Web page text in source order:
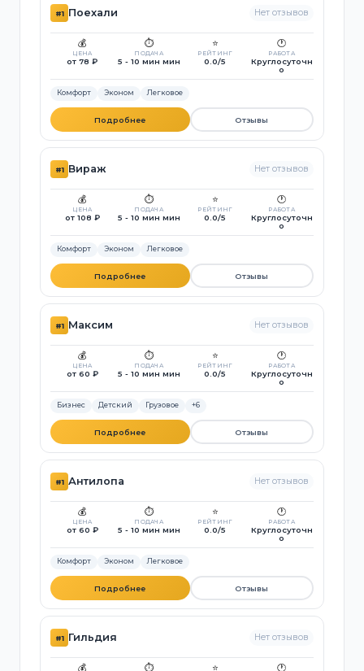
#1 Поехали Нет отзывов
💰
ЦЕНА
от 78 ₽
⏱️
ПОДАЧА
5 - 10 мин мин
⭐
РЕЙТИНГ
0.0/5
🕐
РАБОТА
Круглосуточн
о
Комфорт Эконом Легковое
Подробнее Отзывы
#1 Вираж Нет отзывов
💰
ЦЕНА
от 108 ₽
⏱️
ПОДАЧА
5 - 10 мин мин
⭐
РЕЙТИНГ
0.0/5
🕐
РАБОТА
Круглосуточн
о
Комфорт Эконом Легковое
Подробнее Отзывы
#1 Максим Нет отзывов
💰
ЦЕНА
от 60 ₽
⏱️
ПОДАЧА
5 - 10 мин мин
⭐
РЕЙТИНГ
0.0/5
🕐
РАБОТА
Круглосуточн
о
Бизнес Детский Грузовое +6
Подробнее Отзывы
#1 Антилопа Нет отзывов
💰
ЦЕНА
от 60 ₽
⏱️
ПОДАЧА
5 - 10 мин мин
⭐
РЕЙТИНГ
0.0/5
🕐
РАБОТА
Круглосуточн
о
Комфорт Эконом Легковое
Подробнее Отзывы
#1 Гильдия Нет отзывов
💰 ⏱️ ⭐ 🕐